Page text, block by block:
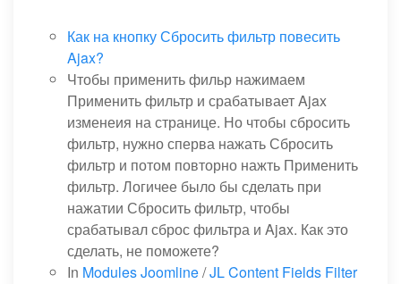
Как на кнопку Сбросить фильтр повесить
Ajax?
Чтобы применить фильр нажимаем
Применить фильтр и срабатывает Ajax
изменеия на странице. Но чтобы сбросить
фильтр, нужно сперва нажать Сбросить
фильтр и потом повторно нажть Применить
фильтр. Логичее было бы сделать при
нажатии Сбросить фильтр, чтобы
срабатывал сброс фильтра и Ajax. Как это
сделать, не поможете?
In Modules Joomline/JL Content Fields Filter